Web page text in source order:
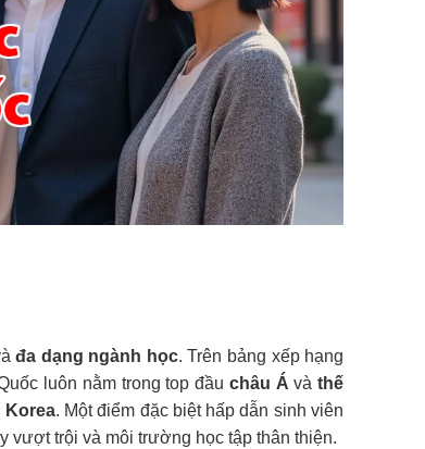
đa dạng ngành học. Trên bảng xếp hạng
luôn nằm trong top đầu châu Á vàthế
Korea. Một điểm đặc biệt hấp dẫn sinh viên
vượt trội và môi trường học tập thân thiện.